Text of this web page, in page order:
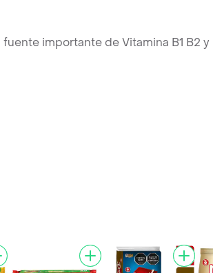
importante de Vitamina B1 B2 y